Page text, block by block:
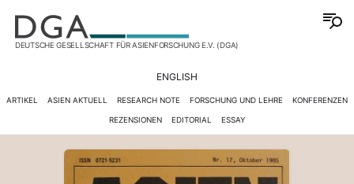
DEUTSCHE GESELLSCHAFT FÜR ASIENFORSCHUNG E.V. (DGA)
ENGLISH
ARTIKEL ASIEN AKTUELL RESEARCH NOTE FORSCHUNG UND LEHRE KONFERENZEN
REZENSIONEN EDITORIAL ESSAY